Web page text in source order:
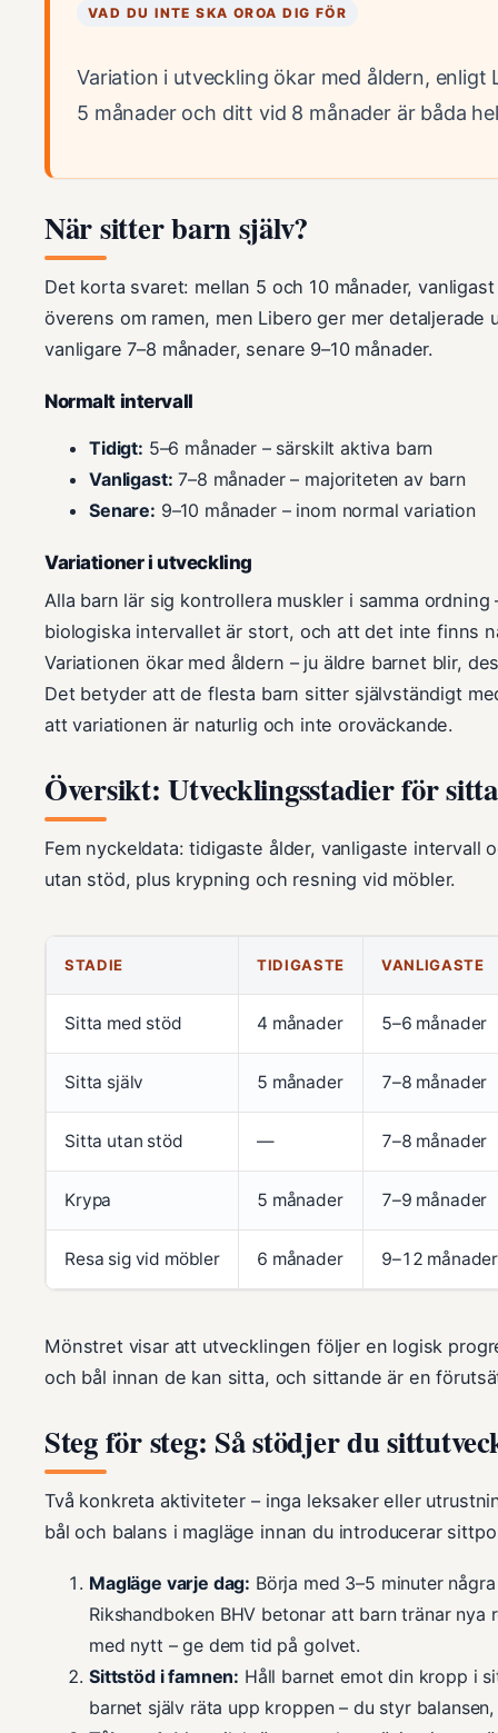
VAD DU INTE SKA OROA DIG FÖR
Variation i utveckling ökar med åldern,
5 månader och ditt vid 8 månader är båda
När sitter barn själv?
Det korta svaret: mellan 5 och 10 månader,
överens om ramen, men Libero ger mer detaljerade
vanligare 7–8 månader, senare 9–10 månader.
Normalt intervall
Tidigt: 5–6 månader – särskilt aktiva barn
Vanligast: 7–8 månader – majoriteten av barn
Senare: 9–10 månader – inom normal variation
Variationer i utveckling
Alla barn lär sig kontrollera muskler i samma
biologiska intervallet är stort, och att det inte finns
Variationen ökar med åldern – ju äldre barnet blir,
Det betyder att de flesta barn sitter självständigt
att variationen är naturlig och inte oroväckande.
Översikt: Utvecklingsstadier för
Fem nyckeldata: tidigaste ålder, vanligaste intervall
utan stöd, plus krypning och resning vid möbler.
STADIE TIDIGASTE VANLIGASTE
Sitta med stöd 4 månader 5–6 månader
Sitta själv 5 månader 7–8 månader
Sitta utan stöd — 7–8 månader
Krypa 5 månader 7–9 månader
Resa sig vid möbler 6 månader 9–12 månader
Mönstret visar att utvecklingen följer en logisk
och bål innan de kan sitta, och sittande är en
Steg för steg: Så stödjer du
Två konkreta aktiviteter – inga leksaker eller
bål och balans i magläge innan du introducerar
Magläge varje dag: Börja med 3–5 minuter
Rikshandboken BHV betonar att barn tränar
med nytt – ge dem tid på golvet.
Sittstöd i famnen: Håll barnet emot din kropp i
barnet själv räta upp kroppen – du styr